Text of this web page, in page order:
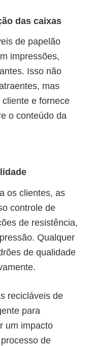
das caixas
de papelão
impressões,
Isso não
mas
e fornece
o conteúdo da
os clientes, as
controle de
de resistência,
Qualquer
de qualidade
recicláveis ​​de
para
um impacto
de